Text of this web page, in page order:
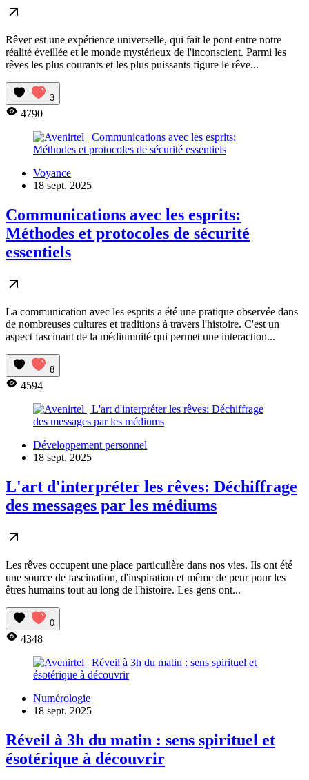
Rêver est une expérience universelle, qui fait le pont entre notre
réalité éveillée et le monde mystérieux de l'inconscient. Parmi les
rêves les plus courants et les plus puissants figure le rêve...
3
4790
Voyance
18 sept. 2025
Communications avec les esprits:
Méthodes et protocoles de sécurité
essentiels
La communication avec les esprits a été une pratique observée dans
de nombreuses cultures et traditions à travers l'histoire. C'est un
aspect fascinant de la médiumnité qui permet une interaction...
8
4594
Développement personnel
18 sept. 2025
L'art d'interpréter les rêves: Déchiffrage
des messages par les médiums
Les rêves occupent une place particulière dans nos vies. Ils ont été
une source de fascination, d'inspiration et même de peur pour les
êtres humains tout au long de l'histoire. Les gens ont...
0
4348
Numérologie
18 sept. 2025
Réveil à 3h du matin : sens spirituel et
ésotérique à découvrir